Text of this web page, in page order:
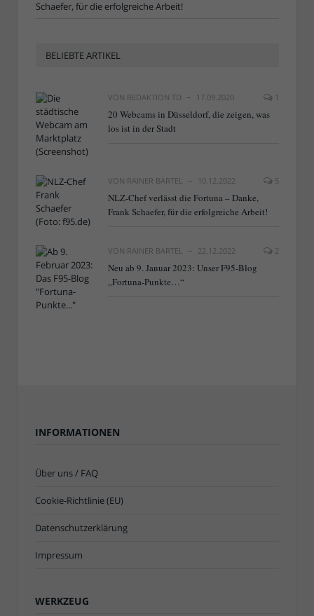
Schaefer, für die erfolgreiche Arbeit!
BELIEBTE ARTIKEL
VON REDAKTION TD 17.09.2020 1
20 Webcams in Düsseldorf, die zeigen, was
los ist in der Stadt
VON RAINER BARTEL 10.12.2022 5
NLZ-Chef verlässt die Fortuna – Danke,
Frank Schaefer, für die erfolgreiche Arbeit!
VON RAINER BARTEL 22.12.2022 2
Neu ab 9. Januar 2023: Unser F95-Blog
„Fortuna-Punkte…“
INFORMATIONEN
Über uns / FAQ
Cookie-Richtlinie (EU)
Datenschutzerklärung
Impressum
WERKZEUG